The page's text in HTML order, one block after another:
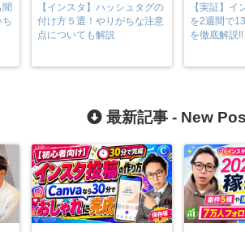
聞
【インスタ】ハッシュタグの
付け方５選！やりがちな注意
点についても解説
【実証】イ
を2週間で
を徹底解説!!
最新記事 - New